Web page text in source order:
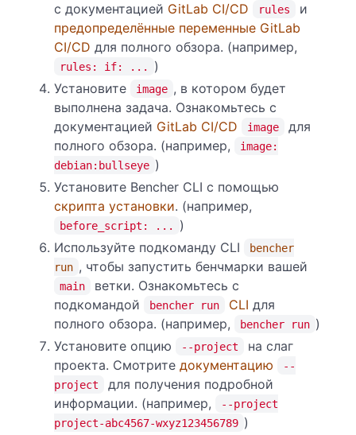
с документацией GitLab CI/CD rules
и
предопределённые переменные GitLab
CI/CD для полного обзора. (например,
rules: if: ...
)
Установите
image , в котором будет
выполнена задача. Ознакомьтесь с
документацией GitLab CI/CD image
для
полного обзора. (например,
image:
debian:bullseye )
Установите Bencher CLI с помощью
скрипта установки. (например,
before_script: ...
)
Используйте подкоманду CLI
bencher
run , чтобы запустить бенчмарки вашей
main
ветки. Ознакомьтесь с
подкомандой
bencher run CLI для
полного обзора. (например,
bencher run )
Установите опцию
--project
на слаг
проекта. Смотрите документацию
--
project
для получения подробной
информации. (например,
--project
project-abc4567-wxyz123456789 )